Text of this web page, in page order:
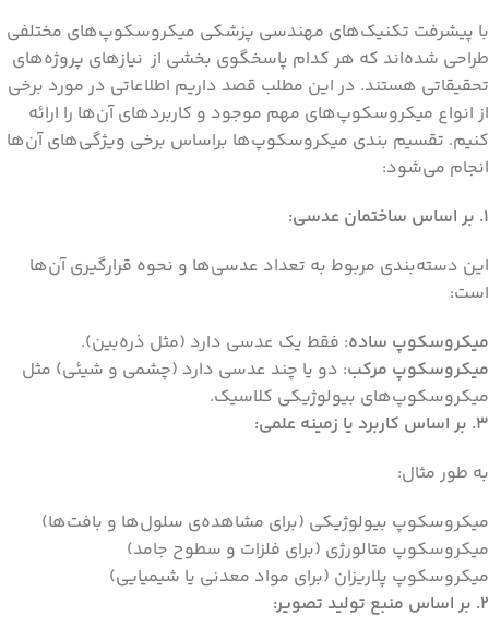
با پیشرفت تکنیک‌‌های مهندسی پزشکی میکروسکوپ‌‌های مختلفی
طراحی شده‌اند که هر کدام پاسخگوی بخشی از نیاز‌های پروژه‌‌های
تحقیقاتی هستند. در این مطلب قصد داریم اطلاعاتی در مورد برخی
از انواع میکروسکوپ‌‌های مهم موجود و کاربرد‌های آن‌‌ها را ارائه
کنیم. تقسیم بندی میکروسکوپ‌ها براساس برخی ویژگی‌های آن‌ها
انجام می‌شود:
۱. بر اساس ساختمان عدسی:
این دسته‌بندی مربوط به تعداد عدسی‌ها و نحوه قرارگیری آن‌ها
است:
میکروسکوپ ساده: فقط یک عدسی دارد (مثل ذره‌بین).
میکروسکوپ مرکب: دو یا چند عدسی دارد (چشمی و شیئی) مثل
میکروسکوپ‌های بیولوژیکی کلاسیک.
۳. بر اساس کاربرد یا زمینه علمی:
به طور مثال:
میکروسکوپ بیولوژیکی (برای مشاهده‌ی سلول‌ها و بافت‌ها)
میکروسکوپ متالورژی (برای فلزات و سطوح جامد)
میکروسکوپ پلاریزان (برای مواد معدنی یا شیمیایی)
۲. بر اساس منبع تولید تصویر: